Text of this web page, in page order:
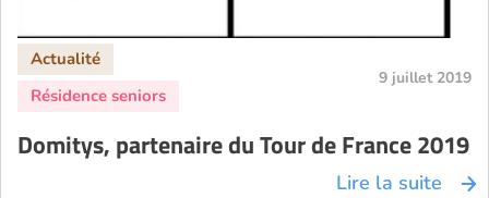
9 juillet 2019
Domitys, partenaire du Tour de France 2019
Lire la suite